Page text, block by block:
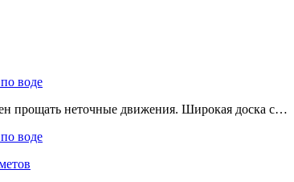
воде
прощать неточные движения. Широкая доска с…
воде